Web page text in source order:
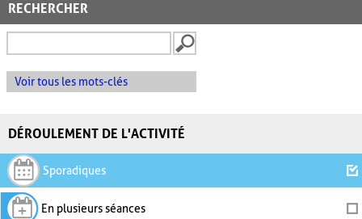
RECHERCHER
Voir tous les mots-clés
DÉROULEMENT DE L'ACTIVITÉ
Sporadiques
En plusieurs séances